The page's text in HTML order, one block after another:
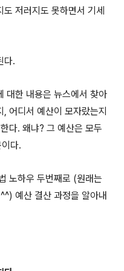
저러지도 못하면서 기세
다.
대한 내용은 뉴스에서 찾아
어디서 예산이 모자랐는지
다. 왜냐? 그 예산은 모두
다.
노하우 두번째로 (원래는
예산 결산 과정을 알아내